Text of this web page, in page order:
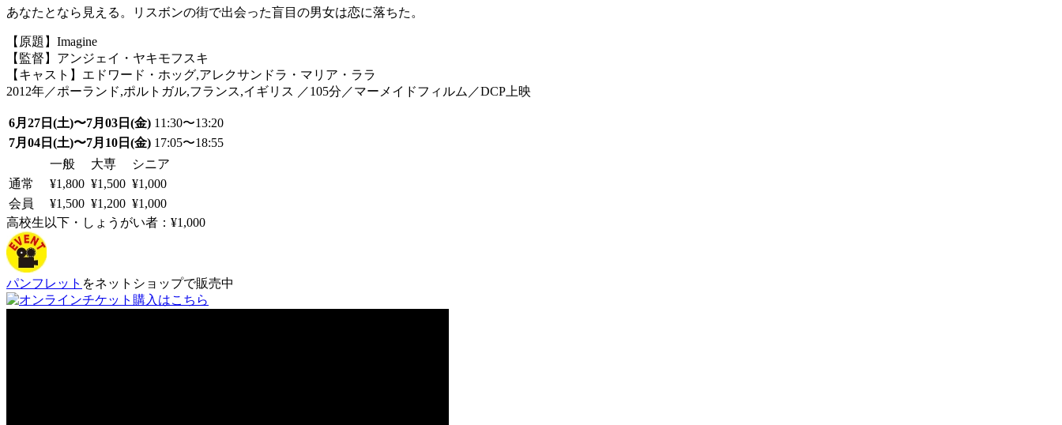
あなたとなら見える。リスボンの街で出会った盲目の男女は恋に落ちた。
【原題】Imagine
【監督】アンジェイ・ヤキモフスキ
【キャスト】エドワード・ホッグ,アレクサンドラ・マリア・ララ
2012年／ポーランド,ポルトガル,フランス,イギリス ／105分／マーメイドフィルム／DCP上映
6月27日(土)〜7月03日(金) 11:30〜13:20
7月04日(土)〜7月10日(金) 17:05〜18:55
一般
大専
シニア
通常
¥1,800 ¥1,500 ¥1,000
会員
¥1,500 ¥1,200 ¥1,000
高校生以下・しょうがい者：¥1,000
パンフレット をネットショップで販売中